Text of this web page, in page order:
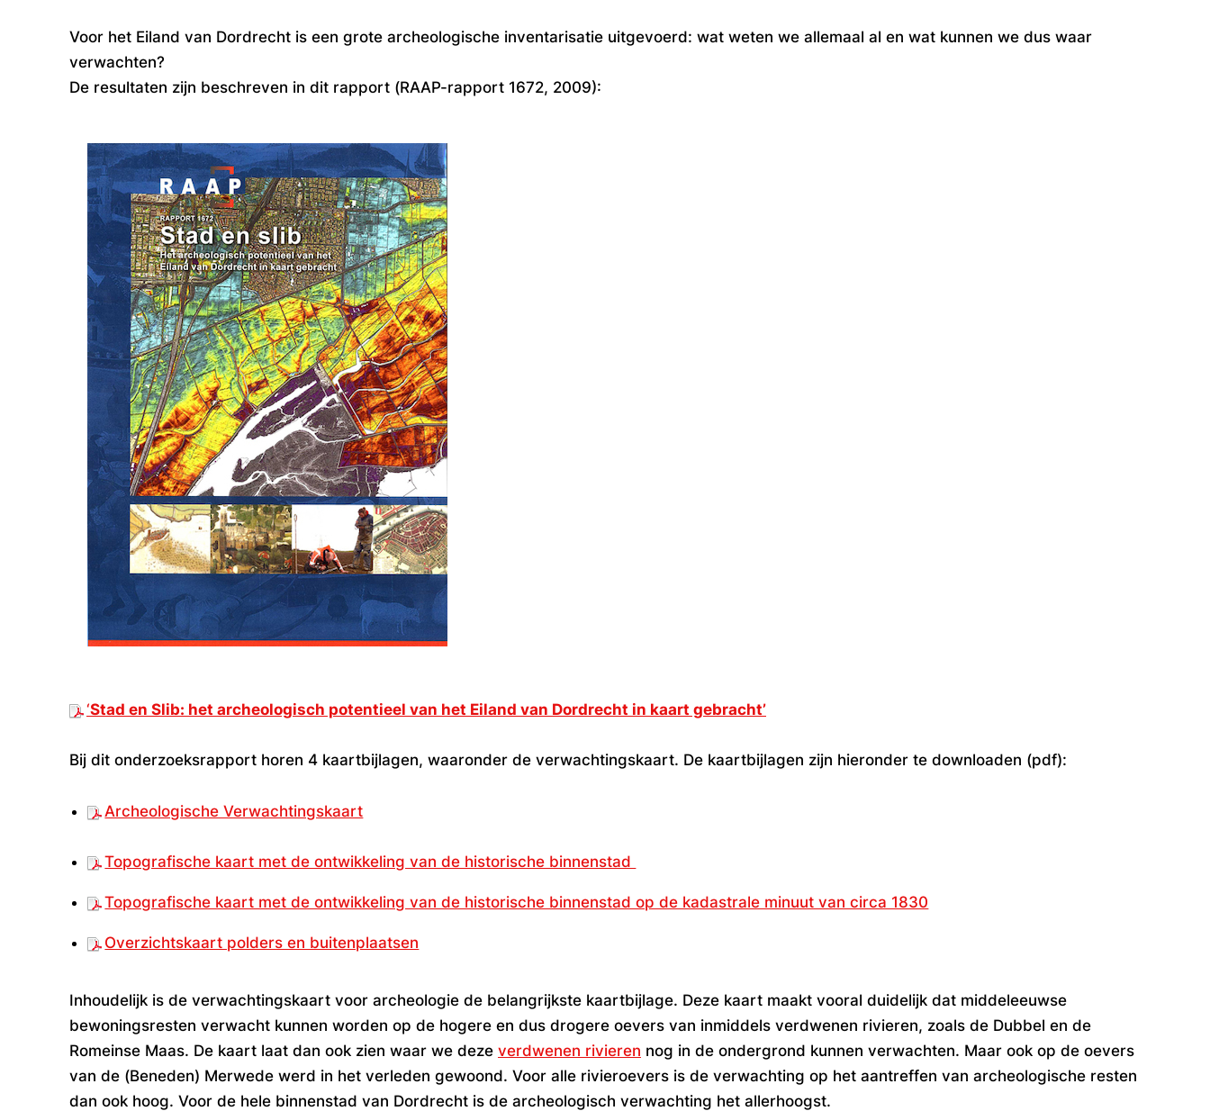
Voor het Eiland van Dordrecht is een grote archeologische inventarisatie uitgevoerd: wat weten we allemaal al en wat kunnen we dus waar
verwachten?
De resultaten zijn beschreven in dit rapport (RAAP-rapport 1672, 2009):
‘Stad en Slib: het archeologisch potentieel van het Eiland van Dordrecht in kaart gebracht’
Bij dit onderzoeksrapport horen 4 kaartbijlagen, waaronder de verwachtingskaart. De kaartbijlagen zijn hieronder te downloaden (pdf):
Archeologische Verwachtingskaart
Topografische kaart met de ontwikkeling van de historische binnenstad
Topografische kaart met de ontwikkeling van de historische binnenstad op de kadastrale minuut van circa 1830
Overzichtskaart polders en buitenplaatsen
Inhoudelijk is de verwachtingskaart voor archeologie de belangrijkste kaartbijlage. Deze kaart maakt vooral duidelijk dat middeleeuwse
bewoningsresten verwacht kunnen worden op de hogere en dus drogere oevers van inmiddels verdwenen rivieren, zoals de Dubbel en de
Romeinse Maas. De kaart laat dan ook zien waar we deze verdwenen rivieren nog in de ondergrond kunnen verwachten. Maar ook op de oevers
van de (Beneden) Merwede werd in het verleden gewoond. Voor alle rivieroevers is de verwachting op het aantreffen van archeologische resten
dan ook hoog. Voor de hele binnenstad van Dordrecht is de archeologisch verwachting het allerhoogst.